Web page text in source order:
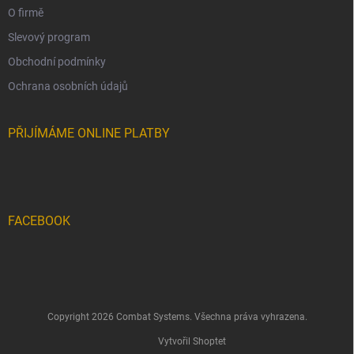
O firmě
Slevový program
Obchodní podmínky
Ochrana osobních údajů
PŘIJÍMÁME ONLINE PLATBY
FACEBOOK
Vytvořil Shoptet
Copyright 2026 Combat Systems. Všechna práva vyhrazena.